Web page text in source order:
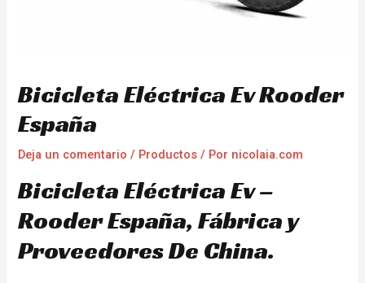
Bicicleta Eléctrica Ev Rooder
España
Deja un comentario / Productos / Por nicolaia.com
Bicicleta Eléctrica Ev –
Rooder España, Fábrica y
Proveedores De China.